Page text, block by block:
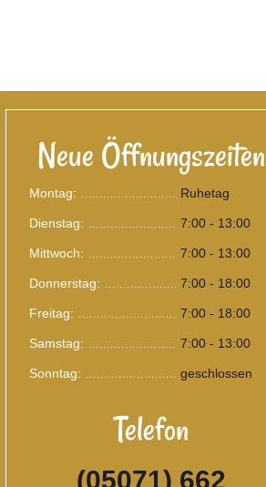
Neue Öffnungszeiten
Montag: .......................................
Ruhetag
Dienstag: .......................................
7:00 - 13:00
Mittwoch: .......................................
7:00 - 13:00
Donnerstag: .......................................
7:00 - 18:00
Freitag: .......................................
7:00 - 18:00
Samstag: .......................................
7:00 - 13:00
Sonntag: .......................................
geschlossen
Telefon
(05071) 662